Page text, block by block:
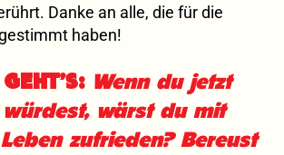
Danke an alle, die für die
haben!
Wenn du jetzt
wärst du mit
zufrieden? Bereust